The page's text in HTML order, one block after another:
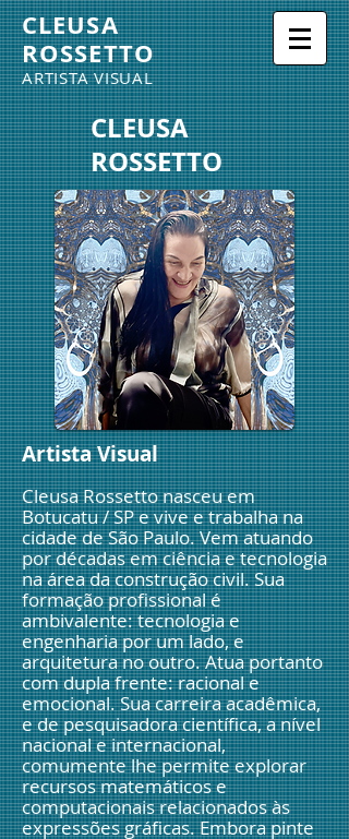
CLEUSA
ROSSETTO
ARTISTA VISUAL
CLEUSA
ROSSETTO
Artista Visual
​Cleusa Rossetto nasceu em
Botucatu / SP e vive e trabalha na
cidade de São Paulo. Vem atuando
por décadas em ciência e tecnologia
na área da construção civil. Sua
formação profissional é
ambivalente: tecnologia e
engenharia por um lado, e
arquitetura no outro. Atua portanto
com dupla frente: racional e
emocional. Sua carreira acadêmica,
e de pesquisadora científica, a nível
nacional e internacional,
comumente lhe permite explorar
recursos matemáticos e
computacionais relacionados às
expressões gráficas. Embora pinte